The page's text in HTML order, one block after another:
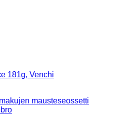
181g, Venchi